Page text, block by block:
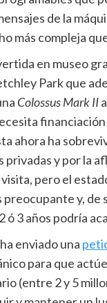
de la
más compleja
en museo
Park que
Colossus Mark II
financiación
ahora ha
privadas y por la
pero el
preocupante y, de
ó 3 años podría
enviado una
para que
(entre 2 y 5